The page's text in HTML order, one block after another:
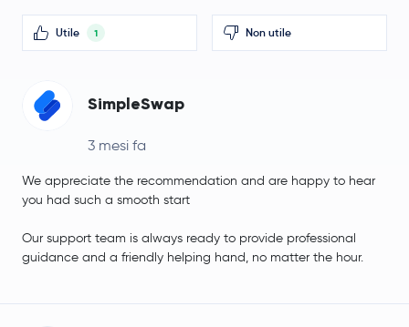
Utile 1 Non utile
SimpleSwap
3 mesi fa
We appreciate the recommendation and are happy to hear
you had such a smooth start
Our support team is always ready to provide professional
guidance and a friendly helping hand, no matter the hour.